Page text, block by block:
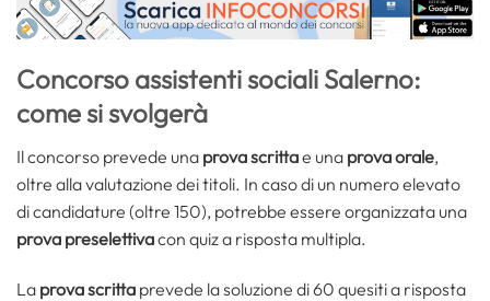
Concorso assistenti sociali Salerno:
come si svolgerà
Il concorso prevede una prova scrittae una prova orale,
oltre alla valutazione dei titoli. In caso di un numero elevato
di candidature (oltre 150), potrebbe essere organizzata una
prova preselettivacon quiz a risposta multipla.
La prova scritta prevede la soluzione di 60 quesiti a risposta